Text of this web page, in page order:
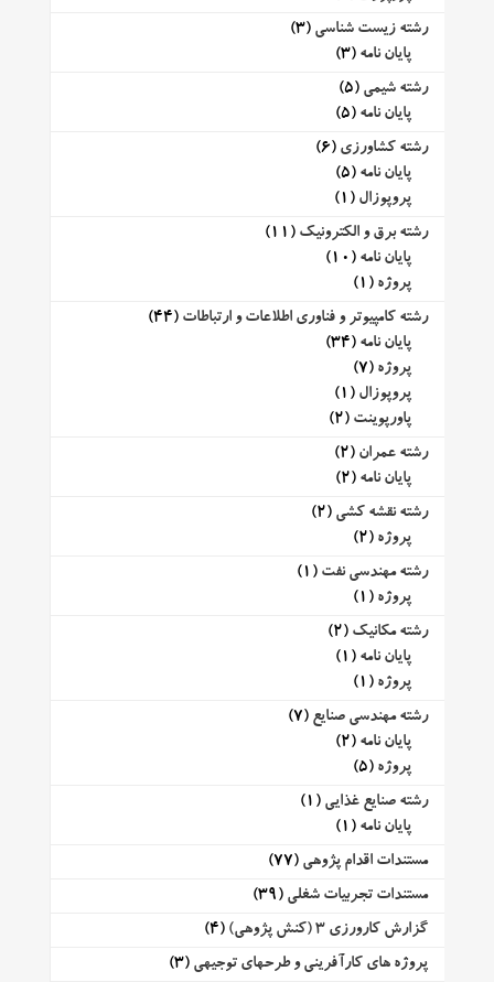
رشته زیست شناسی (3)
پایان نامه (3)
رشته شیمی (5)
پایان نامه (5)
رشته کشاورزی (6)
پایان نامه (5)
پروپوزال (1)
رشته برق و الکترونیک (11)
پایان نامه (10)
پروژه (1)
رشته کامپیوتر و فناوری اطلاعات و ارتباطات (44)
پایان نامه (34)
پروژه (7)
پروپوزال (1)
پاورپوینت (2)
رشته عمران (2)
پایان نامه (2)
رشته نقشه کشی (2)
پروژه (2)
رشته مهندسی نفت (1)
پروژه (1)
رشته مکانیک (2)
پایان نامه (1)
پروژه (1)
رشته مهندسی صنایع (7)
پایان نامه (2)
پروژه (5)
رشته صنایع غذایی (1)
پایان نامه (1)
مستندات اقدام پژوهی (77)
مستندات تجربیات شغلی (39)
گزارش کارورزی 3 (کنش پژوهی)
(4)
پروژه های کارآفرینی و طرحهای توجیهی (3)